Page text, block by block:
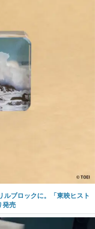
ルブロックに。「東映ヒスト
発売